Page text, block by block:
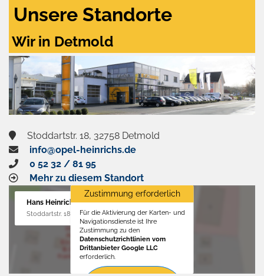
Unsere Standorte
Wir in Detmold
Stoddartstr. 18, 32758 Detmold
info@opel-heinrichs.de
0 52 32 / 81 95
Mehr zu diesem Standort
Hans Heinrichs GmbH
Stoddartstr. 18, 32758 Detmold
Zustimmung erforderlich
Für die Aktivierung der Karten- und
Navigationsdienste ist Ihre
Zustimmung zu den
Datenschutzrichtlinien vom
Drittanbieter Google LLC
erforderlich.